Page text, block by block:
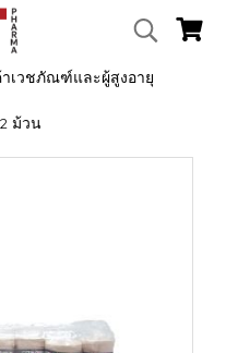
เวชภัณฑ์และผู้สูงอายุ
ม้วน